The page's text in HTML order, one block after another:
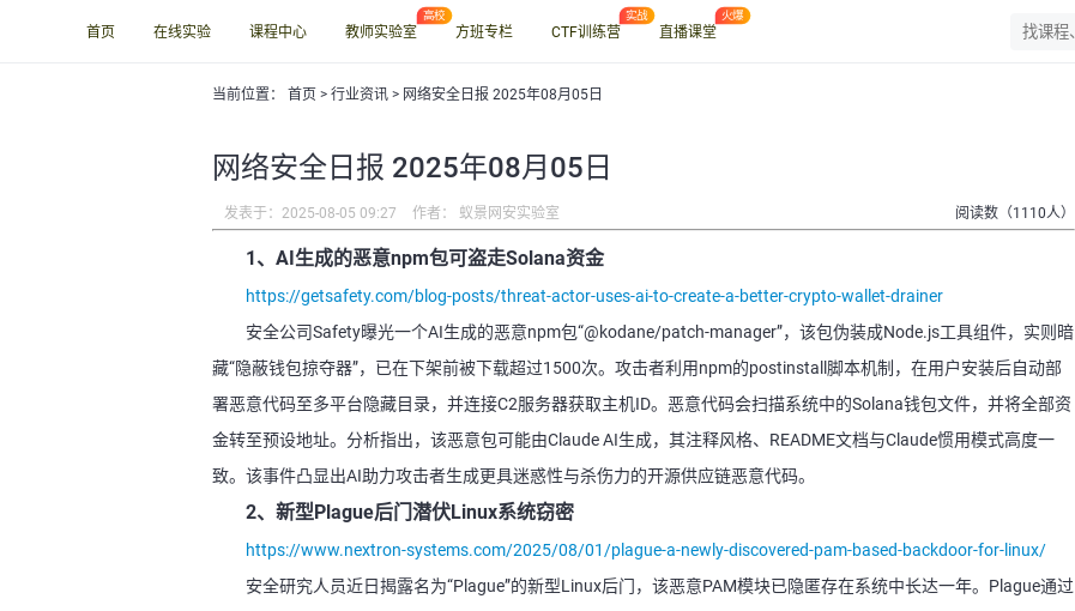
首页 在线实验 课程中心 教师实验室 方班专栏 CTF训练营 直播课堂
当前位置： 首页 > 行业资讯 > 网络安全日报 2025年08月05日
网络安全日报 2025年08月05日
发表于：2025-08-05 09:27 作者： 蚁景网安实验室 阅读数（1110人）
1、AI生成的恶意npm包可盗走Solana资金
https://getsafety.com/blog-posts/threat-actor-uses-ai-to-create-a-better-crypto-wallet-drainer
安全公司Safety曝光一个AI生成的恶意npm包“@kodane/patch-manager”，该包伪装成Node.js工具组件，实则暗
藏“隐蔽钱包掠夺器”，已在下架前被下载超过1500次。攻击者利用npm的postinstall脚本机制，在用户安装后自动部
署恶意代码至多平台隐藏目录，并连接C2服务器获取主机ID。恶意代码会扫描系统中的Solana钱包文件，并将全部资
金转至预设地址。分析指出，该恶意包可能由Claude AI生成，其注释风格、README文档与Claude惯用模式高度一
致。该事件凸显出AI助力攻击者生成更具迷惑性与杀伤力的开源供应链恶意代码。
2、新型Plague后门潜伏Linux系统窃密
https://www.nextron-systems.com/2025/08/01/plague-a-newly-discovered-pam-based-backdoor-for-linux/
安全研究人员近日揭露名为“Plague”的新型Linux后门，该恶意PAM模块已隐匿存在系统中长达一年。Plague通过